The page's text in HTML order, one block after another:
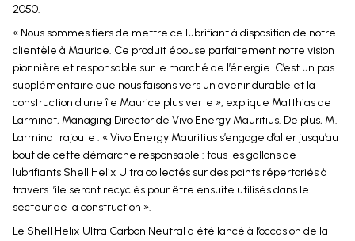
2050.
« Nous sommes fiers de mettre ce lubrifiant à disposition de notre
clientèle à Maurice. Ce produit épouse parfaitement notre vision
pionnière et responsable sur le marché de l’énergie. C’est un pas
supplémentaire que nous faisons vers un avenir durable et la
construction d'une île Maurice plus verte », explique Matthias de
Larminat, Managing Director de Vivo Energy Mauritius. De plus, M.
Larminat rajoute : « Vivo Energy Mauritius s’engage d’aller jusqu’au
bout de cette démarche responsable : tous les gallons de
lubrifiants Shell Helix Ultra collectés sur des points répertoriés à
travers l’ile seront recyclés pour être ensuite utilisés dans le
secteur de la construction ».
Le Shell Helix Ultra Carbon Neutral a été lancé à l’occasion de la